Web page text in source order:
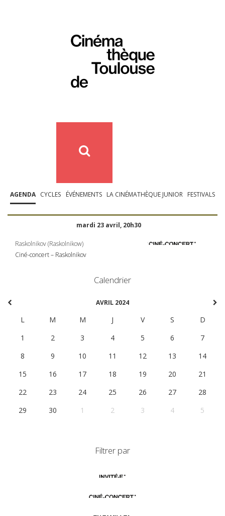
AGENDA CYCLES ÉVÉNEMENTS LA CINÉMATHÈQUE JUNIOR FESTIVALS
mardi 23 avril, 20h30
Raskolnikov (Raskolnikow)
Ciné-concert – Raskolnikov
Calendrier
AVRIL 2024
L M M J V S
D
1
2 3 4 5 6
7
8
9 10 11 12 13
14
15
16 17 18 19 20
21
22
23 24 25 26 27
28
29
30 1 2 3 4 5
Filtrer par